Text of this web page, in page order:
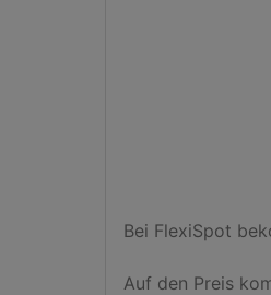
Bei FlexiSpot
Auf den Preis